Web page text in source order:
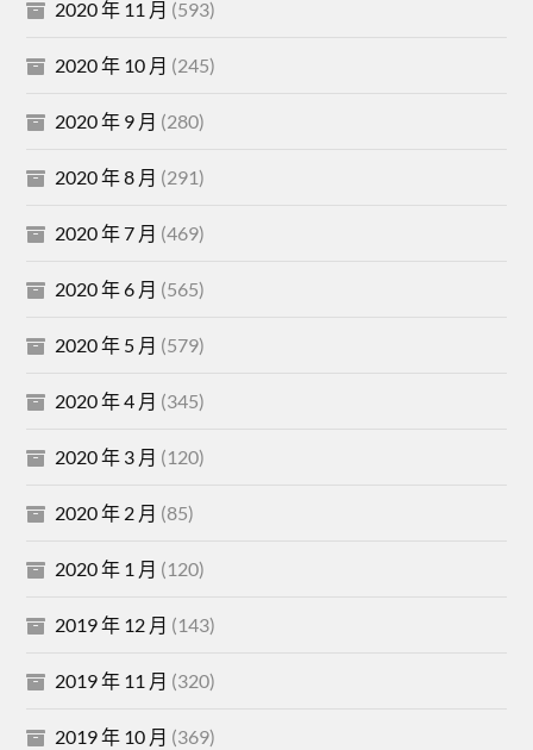
2020 年 11 月 (593)
2020 年 10 月 (245)
2020 年 9 月 (280)
2020 年 8 月 (291)
2020 年 7 月 (469)
2020 年 6 月 (565)
2020 年 5 月 (579)
2020 年 4 月 (345)
2020 年 3 月 (120)
2020 年 2 月 (85)
2020 年 1 月 (120)
2019 年 12 月 (143)
2019 年 11 月 (320)
2019 年 10 月 (369)